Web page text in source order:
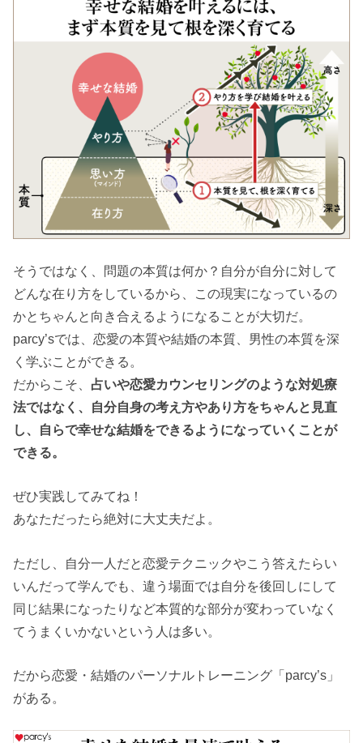
そうではなく、問題の本質は何か？自分が自分に対して
どんな在り方をしているから、この現実になっているの
かとちゃんと向き合えるようになることが大切だ。
parcy’sでは、恋愛の本質や結婚の本質、男性の本質を深
く学ぶことができる。
だからこそ、 占いや恋愛カウンセリングのような対処療
法ではなく、自分自身の考え方やあり方をちゃんと見直
し、自らで幸せな結婚をできるようになっていくことが
できる。
ぜひ実践してみてね！
あなただったら絶対に大丈夫だよ。
ただし、自分一人だと恋愛テクニックやこう答えたらい
いんだって学んでも、違う場面では自分を後回しにして
同じ結果になったりなど本質的な部分が変わっていなく
てうまくいかないという人は多い。
だから恋愛・結婚のパーソナルトレーニング「parcy’s」
がある。